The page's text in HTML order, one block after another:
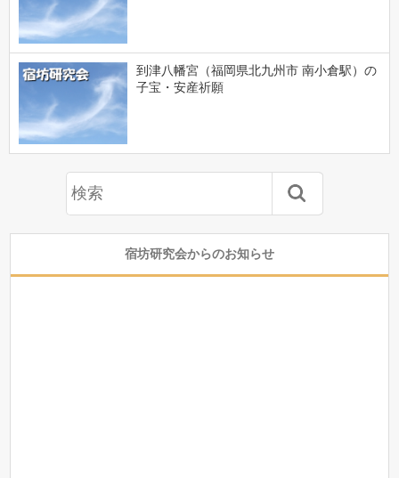
到津八幡宮（福岡県北九州市 南小倉駅）の
子宝・安産祈願
宿坊研究会からのお知らせ